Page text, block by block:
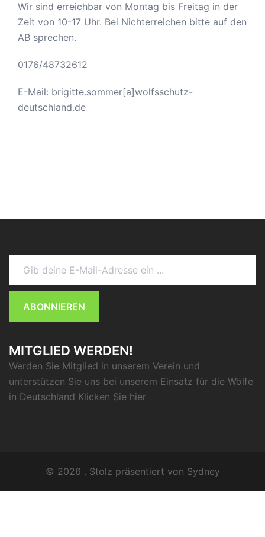
Wir sind erreichbar von Montag bis Freitag in der
Zeit von 10-17 Uhr. Bei Nichterreichen bitte auf den
AB sprechen.
0176/48732612
E-Mail: brigitte.sommer[a]wolfsschutz-
deutschland.de
Gib deine E-Mail-Adresse ein ...
ABONNIEREN
MITGLIED WERDEN!
Werden Sie Mitglied in unserem Verein und
unterstützen Sie uns bei unserem Einsatz für die Wölfe
in Deutschland Klicken Sie hier
© 2026 . Stolz präsentiert von Sydney